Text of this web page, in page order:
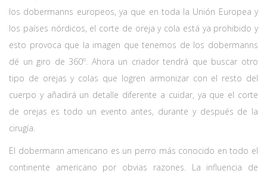
los dobermanns europeos, ya que en toda la Unión Europea y
los países nórdicos, el corte de oreja y cola está ya prohibido y
esto provoca que la imagen que tenemos de los dobermanns
dé un giro de 360º. Ahora un criador tendrá que buscar otro
tipo de orejas y colas que logren armonizar con el resto del
cuerpo y añadirá un detalle diferente a cuidar, ya que el corte
de orejas es todo un evento antes, durante y después de la
cirugía.
El dobermann americano es un perro más conocido en todo el
continente americano por obvias razones. La influencia de